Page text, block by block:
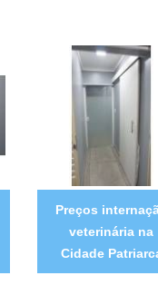
Preços
veterinária na
Cidade